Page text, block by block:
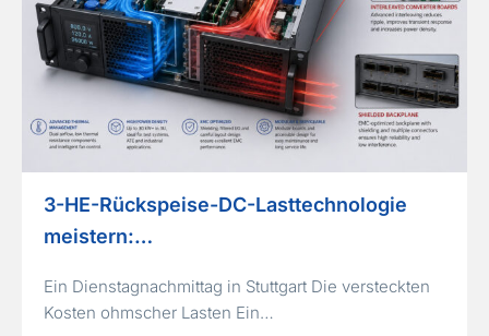
3-HE-Rückspeise-DC-Lasttechnologie
meistern:…
Ein Dienstagnachmittag in Stuttgart Die versteckten
Kosten ohmscher Lasten Ein…